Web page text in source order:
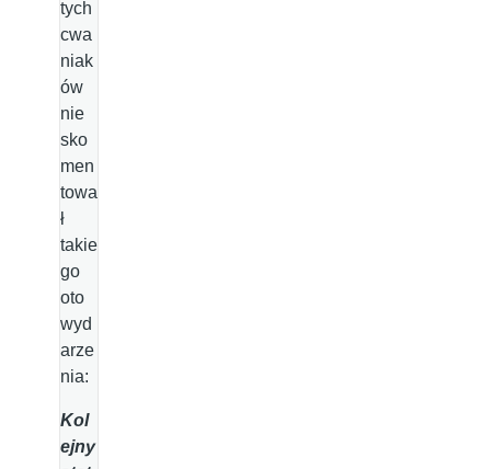
tych
cwa
niak
ów
nie
sko
men
towa
ł
takie
go
oto
wyd
arze
nia:
Kol
ejny